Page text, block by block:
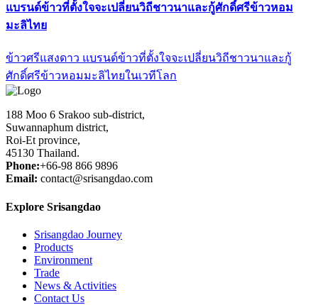
แบรนด์ข้าวที่ตั้งใจจะเปลี่ยนวิถีชาวนาและกู้ศักดิ์ศรีข้าวหอม
มะลิไทย
ข้าวศรีแสงดาว แบรนด์ข้าวที่ตั้งใจจะเปลี่ยนวิถีชาวนาและกู้
ศักดิ์ศรีข้าวหอมมะลิไทยในเวทีโลก
188 Moo 6 Srakoo sub-district,
Suwannaphum district,
Roi-Et province,
45130 Thailand.
Phone:+66-98 866 9896
Email: contact@srisangdao.com
Explore Srisangdao
Srisangdao Journey
Products
Environment
Trade
News & Activities
Contact Us